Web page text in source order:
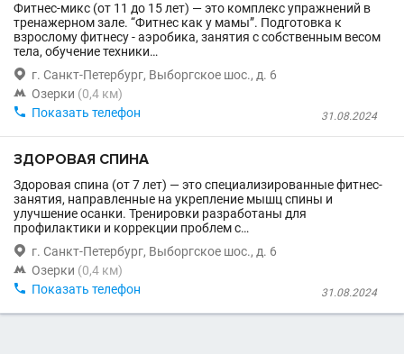
Фитнес-микс (от 11 до 15 лет) — это комплекс упражнений в
тренажерном зале. “Фитнес как у мамы”. Подготовка к
взрослому фитнесу - аэробика, занятия с собственным весом
тела, обучение техники…
 г. Санкт-Петербург, Выборгское шос., д. 6
 Озерки (0,4 км)
31.08.2024
 Показать телефон
ЗДОРОВАЯ СПИНА
Здоровая спина (от 7 лет) — это специализированные фитнес-
занятия, направленные на укрепление мышц спины и
улучшение осанки. Тренировки разработаны для
профилактики и коррекции проблем с…
 г. Санкт-Петербург, Выборгское шос., д. 6
 Озерки (0,4 км)
31.08.2024
 Показать телефон